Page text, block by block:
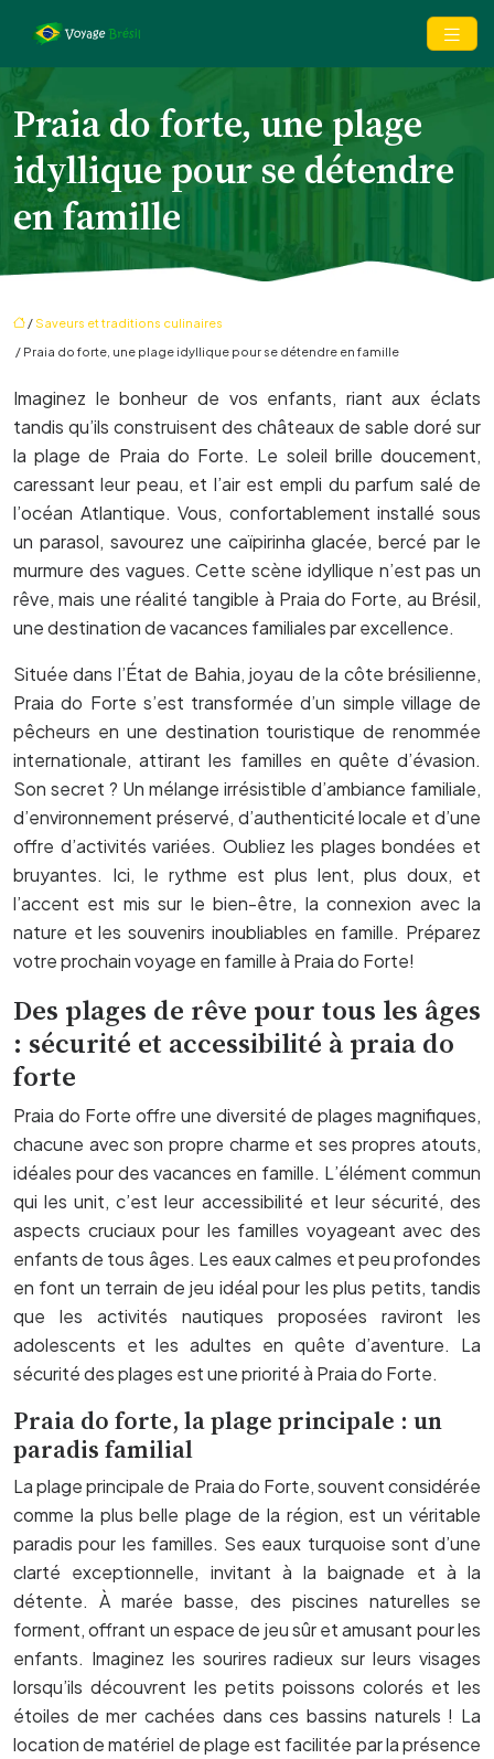
Praia do forte, une plage
idyllique pour se détendre
en famille
/ Saveurs et traditions culinaires
/ Praia do forte, une plage idyllique pour se détendre en famille
Imaginez le bonheur de vos enfants, riant aux éclats
tandis qu’ils construisent des châteaux de sable doré sur
la plage de Praia do Forte. Le soleil brille doucement,
caressant leur peau, et l’air est empli du parfum salé de
l’océan Atlantique. Vous, confortablement installé sous
un parasol, savourez une caïpirinha glacée, bercé par le
murmure des vagues. Cette scène idyllique n’est pas un
rêve, mais une réalité tangible à Praia do Forte, au Brésil,
une destination de vacances familiales par excellence.
Située dans l’État de Bahia, joyau de la côte brésilienne,
Praia do Forte s’est transformée d’un simple village de
pêcheurs en une destination touristique de renommée
internationale, attirant les familles en quête d’évasion.
Son secret ? Un mélange irrésistible d’ambiance familiale,
d’environnement préservé, d’authenticité locale et d’une
offre d’activités variées. Oubliez les plages bondées et
bruyantes. Ici, le rythme est plus lent, plus doux, et
l’accent est mis sur le bien-être, la connexion avec la
nature et les souvenirs inoubliables en famille. Préparez
votre prochain voyage en famille à Praia do Forte!
Des plages de rêve pour tous les âges
: sécurité et accessibilité à praia do
forte
Praia do Forte offre une diversité de plages magnifiques,
chacune avec son propre charme et ses propres atouts,
idéales pour des vacances en famille. L’élément commun
qui les unit, c’est leur accessibilité et leur sécurité, des
aspects cruciaux pour les familles voyageant avec des
enfants de tous âges. Les eaux calmes et peu profondes
en font un terrain de jeu idéal pour les plus petits, tandis
que les activités nautiques proposées raviront les
adolescents et les adultes en quête d’aventure. La
sécurité des plages est une priorité à Praia do Forte.
Praia do forte, la plage principale : un
paradis familial
La plage principale de Praia do Forte, souvent considérée
comme la plus belle plage de la région, est un véritable
paradis pour les familles. Ses eaux turquoise sont d’une
clarté exceptionnelle, invitant à la baignade et à la
détente. À marée basse, des piscines naturelles se
forment, offrant un espace de jeu sûr et amusant pour les
enfants. Imaginez les sourires radieux sur leurs visages
lorsqu’ils découvrent les petits poissons colorés et les
étoiles de mer cachées dans ces bassins naturels ! La
location de matériel de plage est facilitée par la présence